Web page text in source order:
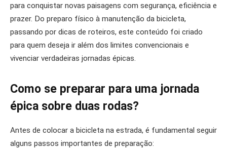
para conquistar novas paisagens com segurança, eficiência e
prazer. Do preparo físico à manutenção da bicicleta,
passando por dicas de roteiros, este conteúdo foi criado
para quem deseja ir além dos limites convencionais e
vivenciar verdadeiras jornadas épicas.
Como se preparar para uma jornada
épica sobre duas rodas?
Antes de colocar a bicicleta na estrada, é fundamental seguir
alguns passos importantes de preparação: